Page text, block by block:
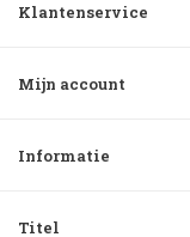
Klantenservice
Mijn account
Informatie
Titel